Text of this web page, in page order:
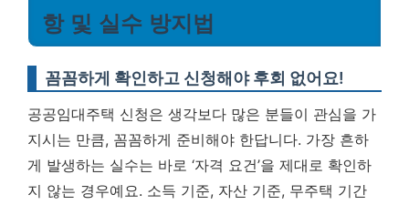
항 및 실수 방지법
꼼꼼하게 확인하고 신청해야 후회 없어요!
공공임대주택 신청은 생각보다 많은 분들이 관심을 가
지시는 만큼, 꼼꼼하게 준비해야 한답니다. 가장 흔하
게 발생하는 실수는 바로 ‘자격 요건’을 제대로 확인하
지 않는 경우예요. 소득 기준, 자산 기준, 무주택 기간